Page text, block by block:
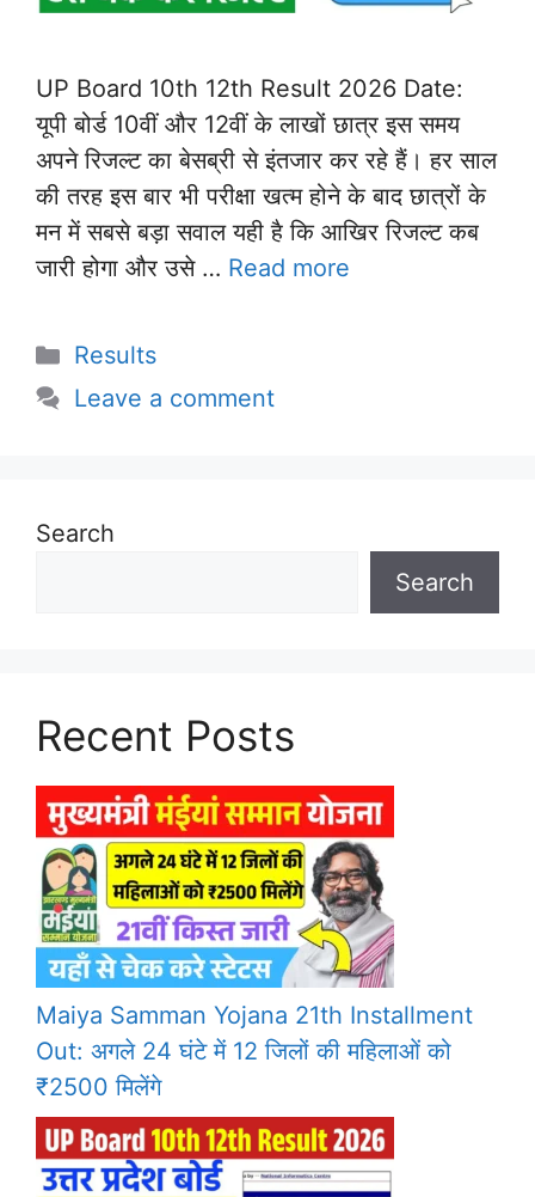
UP Board 10th 12th Result 2026 Date:
यूपी बोर्ड 10वीं और 12वीं के लाखों छात्र इस समय
अपने रिजल्ट का बेसब्री से इंतजार कर रहे हैं। हर साल
की तरह इस बार भी परीक्षा खत्म होने के बाद छात्रों के
मन में सबसे बड़ा सवाल यही है कि आखिर रिजल्ट कब
जारी होगा और उसे … Read more
Categories
Results
Leave a comment
Search
Search
Recent Posts
Maiya Samman Yojana 21th Installment
Out: अगले 24 घंटे में 12 जिलों की महिलाओं को
₹2500 मिलेंगे